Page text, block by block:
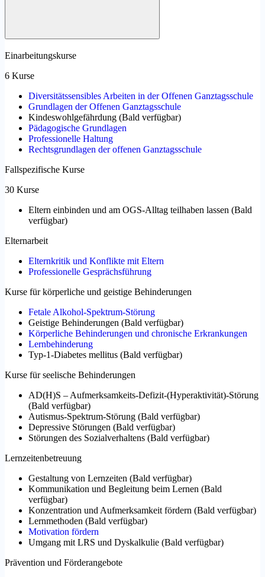
Einarbeitungskurse
6 Kurse
Diversitätssensibles Arbeiten in der Offenen Ganztagsschule
Grundlagen der Offenen Ganztagsschule
Kindeswohlgefährdung (Bald verfügbar)
Pädagogische Grundlagen
Professionelle Haltung
Rechtsgrundlagen der offenen Ganztagsschule
Fallspezifische Kurse
30 Kurse
Eltern einbinden und am OGS-Alltag teilhaben lassen (Bald
verfügbar)
Elternarbeit
Elternkritik und Konflikte mit Eltern
Professionelle Gesprächsführung
Kurse für körperliche und geistige Behinderungen
Fetale Alkohol-Spektrum-Störung
Geistige Behinderungen (Bald verfügbar)
Körperliche Behinderungen und chronische Erkrankungen
Lernbehinderung
Typ-1-Diabetes mellitus (Bald verfügbar)
Kurse für seelische Behinderungen
AD(H)S – Aufmerksamkeits-Defizit-(Hyperaktivität)-Störung
(Bald verfügbar)
Autismus-Spektrum-Störung (Bald verfügbar)
Depressive Störungen (Bald verfügbar)
Störungen des Sozialverhaltens (Bald verfügbar)
Lernzeitenbetreuung
Gestaltung von Lernzeiten (Bald verfügbar)
Kommunikation und Begleitung beim Lernen (Bald
verfügbar)
Konzentration und Aufmerksamkeit fördern (Bald verfügbar)
Lernmethoden (Bald verfügbar)
Motivation fördern
Umgang mit LRS und Dyskalkulie (Bald verfügbar)
Prävention und Förderangebote